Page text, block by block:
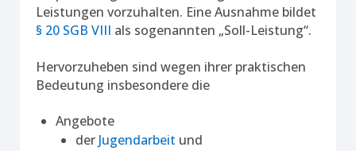
Leistungen vorzuhalten. Eine Ausnahme bildet
§ 20 SGB VIII als sogenannten „Soll-Leistung“.
Hervorzuheben sind wegen ihrer praktischen
Bedeutung insbesondere die
Angebote
der Jugendarbeit und